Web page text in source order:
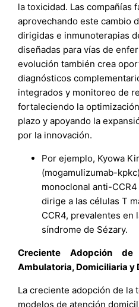
la toxicidad. Las compañías
aprovechando este cambio
dirigidas e inmunoterapias
diseñadas para vías de
evolución también crea
diagnósticos
integrados y monitoreo de
fortaleciendo la
plazo y apoyando la
por la innovación.
Por ejemplo, Kyowa
(mogamulizumab-
monoclonal anti-
dirige a las células T
CCR4, prevalentes en
síndrome de Sézary.
Creciente Adopción
Ambulatoria, Domiciliaria y
La creciente adopción de la
modelos de atención